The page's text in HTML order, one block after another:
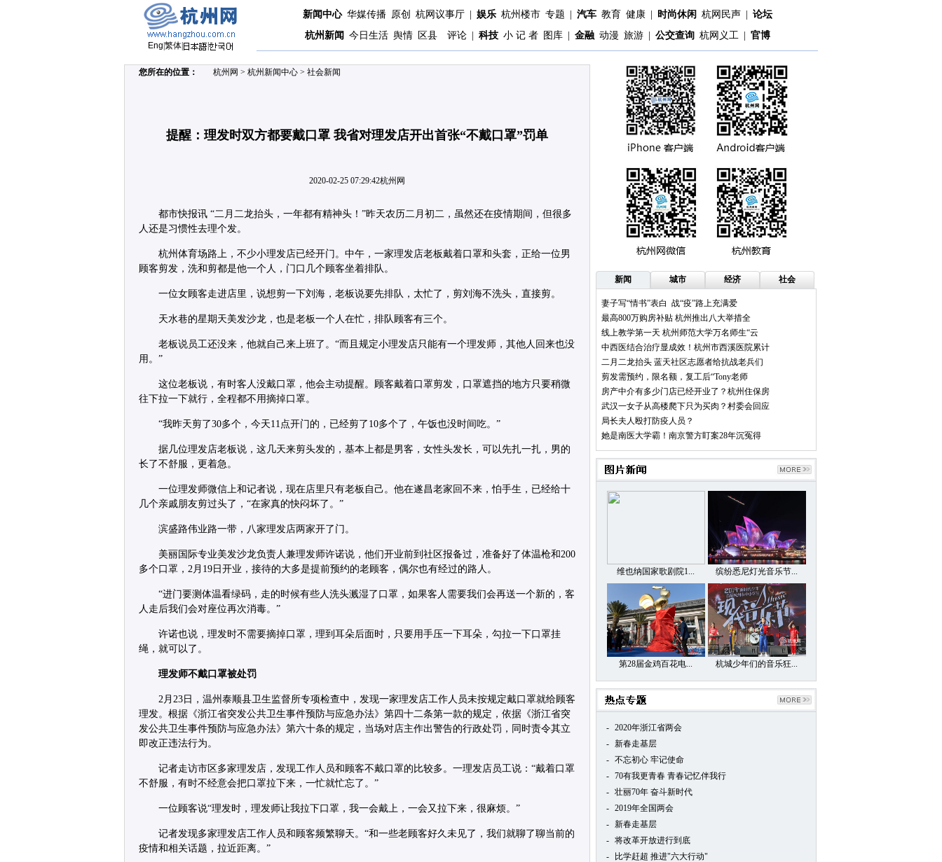
Eng 繁体
新闻中心 华媒传播 原创 杭网议事厅 娱乐 杭州楼市 专题 汽车 教育 健康 时尚休闲 杭网民声
论坛
杭州新闻 今日生活 舆情 区县 评论 科技 小 记 者 图库 金融 动漫 旅游 公交查询 杭网义工 官博
您所在的位置： 杭州网 > 杭州新闻中心 > 社会新闻
提醒：理发时双方都要戴口罩 我省对理发店开出首张“不戴口罩”罚单
2020-02-25 07:29:42杭州网
都市快报讯 “二月二龙抬头，一年都有精神头！”昨天农历二月初二，虽然还在疫情期间，但很多
人还是习惯性去理个发。
杭州体育场路上，不少小理发店已经开门。中午，一家理发店老板戴着口罩和头套，正给一位男
顾客剪发，洗和剪都是他一个人，门口几个顾客坐着排队。
一位女顾客走进店里，说想剪一下刘海，老板说要先排队，太忙了，剪刘海不洗头，直接剪。
天水巷的星期天美发沙龙，也是老板一个人在忙，排队顾客有三个。
老板说员工还没来，他就自己来上班了。“而且规定小理发店只能有一个理发师，其他人回来也没
用。”
这位老板说，有时客人没戴口罩，他会主动提醒。顾客戴着口罩剪发，口罩遮挡的地方只要稍微
往下拉一下就行，全程都不用摘掉口罩。
“我昨天剪了30多个，今天11点开门的，已经剪了10多个了，午饭也没时间吃。”
据几位理发店老板说，这几天来剪头发的，基本上都是男客，女性头发长，可以先扎一扎，男的
长了不舒服，更着急。
一位理发师微信上和记者说，现在店里只有老板自己。他在遂昌老家回不来，怕手生，已经给十
几个亲戚朋友剪过头了，“在家真的快闷坏了。”
滨盛路伟业路一带，八家理发店两家开了门。
美丽国际专业美发沙龙负责人兼理发师许诺说，他们开业前到社区报备过，准备好了体温枪和200
多个口罩，2月19日开业，接待的大多是提前预约的老顾客，偶尔也有经过的路人。
“进门要测体温看绿码，走的时候有些人洗头溅湿了口罩，如果客人需要我们会再送一个新的，客
人走后我们会对座位再次消毒。”
许诺也说，理发时不需要摘掉口罩，理到耳朵后面时，只要用手压一下耳朵，勾拉一下口罩挂
绳，就可以了。
理发师不戴口罩被处罚
2月23日，温州泰顺县卫生监督所专项检查中，发现一家理发店工作人员未按规定戴口罩就给顾客
理发。根据《浙江省突发公共卫生事件预防与应急办法》第四十二条第一款的规定，依据《浙江省突
发公共卫生事件预防与应急办法》第六十条的规定，当场对店主作出警告的行政处罚，同时责令其立
即改正违法行为。
记者走访市区多家理发店，发现工作人员和顾客不戴口罩的比较多。一理发店员工说：“戴着口罩
不舒服，有时不经意会把口罩拉下来，一忙就忙忘了。”
一位顾客说“理发时，理发师让我拉下口罩，我一会戴上，一会又拉下来，很麻烦。”
记者发现多家理发店工作人员和顾客频繁聊天。“和一些老顾客好久未见了，我们就聊了聊当前的
疫情和相关话题，拉近距离。”
新闻 城市 经济 社会
妻子写“情书”表白 战“疫”路上充满爱
最高800万购房补贴 杭州推出八大举措全
线上教学第一天 杭州师范大学万名师生“云
中西医结合治疗显成效！杭州市西溪医院累计
二月二龙抬头 蓝天社区志愿者给抗战老兵们
剪发需预约，限名额，复工后“Tony老师
房产中介有多少门店已经开业了？杭州住保房
武汉一女子从高楼爬下只为买肉？村委会回应
局长夫人殴打防疫人员？
她是南医大学霸！南京警方盯案28年沉冤得
维也纳国家歌剧院1... 缤纷悉尼灯光音乐节...
第28届金鸡百花电... 杭城少年们的音乐狂...
- 2020年浙江省两会
- 新春走基层
- 不忘初心 牢记使命
- 70有我更青春 青春记忆伴我行
- 壮丽70年 奋斗新时代
- 2019年全国两会
- 新春走基层
- 将改革开放进行到底
-
比学赶超 推进"六大行动"